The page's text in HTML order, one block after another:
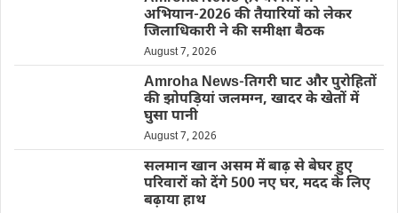
अभियान-2026 की तैयारियों को लेकर
जिलाधिकारी ने की समीक्षा बैठक
August 7, 2026
Amroha News-तिगरी घाट और पुरोहितों
की झोपड़ियां जलमग्न, खादर के खेतों में
घुसा पानी
August 7, 2026
सलमान खान असम में बाढ़ से बेघर हुए
परिवारों को देंगे 500 नए घर, मदद के लिए
बढ़ाया हाथ